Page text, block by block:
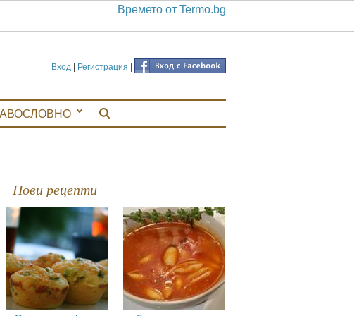
Времето от Termo.bg
Вход | Регистрация |
Нови рецепти